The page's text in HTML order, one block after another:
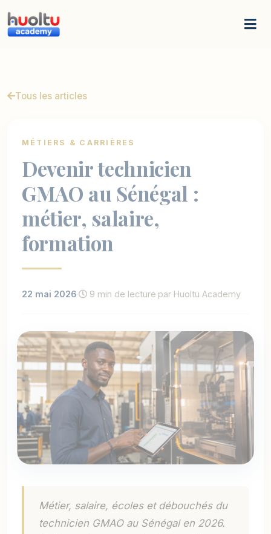
Tous les articles
MÉTIERS & CARRIÈRES
Devenir technicien
GMAO au Sénégal :
métier, salaire,
formation
22 mai 2026· 9 min de lecture·par Huoltu Academy
Métier, salaire, écoles et débouchés du
technicien GMAO au Sénégal en 2026.